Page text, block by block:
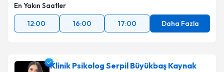
En Yakın Saatler
12:00
16:00 17:00 Daha Fazla
Klinik Psikolog Serpil Büyükbaş Kaynak